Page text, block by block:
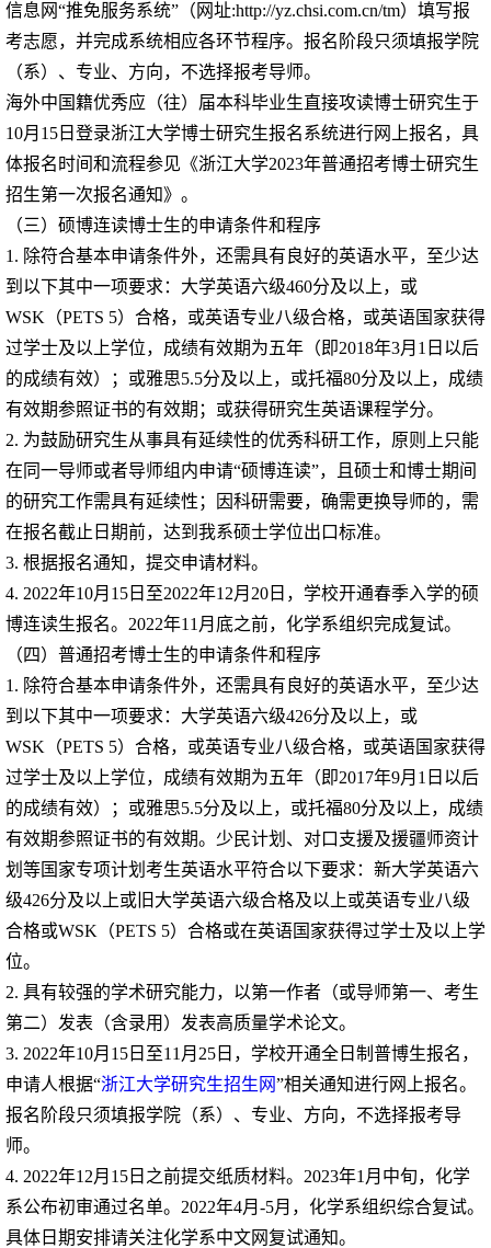
信息网“推免服务系统”（网址:http://yz.chsi.com.cn/tm）填写报
考志愿，并完成系统相应各环节程序。报名阶段只须填报学院
（系）、专业、方向，不选择报考导师。
海外中国籍优秀应（往）届本科毕业生直接攻读博士研究生于
10月 15 日登录浙江大学博士研究生报名系统进行网上报名，具
体报名时间和流程参见《浙江大学2023年普通招考博士研究生
招生第一次报名通知》。
（三）硕博连读博士生的申请条件和程序
1. 除符合基本申请条件外，还需具有良好的英语水平，至少达
到以下其中一项要求：大学英语六级460分及以上，或
WSK （PETS 5）合格，或英语专业八级合格，或英语国家获得
过学士及以上学位，成绩有效期为五年（即2018年3月 1 日以后
的成绩有效）；或雅思5.5分及以上，或托福80分及以上，成绩
有效期参照证书的有效期；或获得研究生英语课程学分。
2. 为鼓励研究生从事具有延续性的优秀科研工作，原则上只能
在同一导师或者导师组内申请“硕博连读”，且硕士和博士期间
的研究工作需具有延续性；因科研需要，确需更换导师的，需
在报名截止日期前，达到我系硕士学位出口标准。
3. 根据报名通知，提交申请材料。
4. 2022年10月 15 日至2022年12月 20 日，学校开通春季入学的硕
博连读生报名。 2022年11 月底之前，化学系组织完成复试。
（四）普通招考博士生的申请条件和程序
1. 除符合基本申请条件外，还需具有良好的英语水平，至少达
到以下其中一项要求：大学英语六级426分及以上，或
WSK （PETS 5）合格，或英语专业八级合格，或英语国家获得
过学士及以上学位，成绩有效期为五年（即2017年9月 1 日以后
的成绩有效）；或雅思5.5分及以上，或托福80分及以上，成绩
有效期参照证书的有效期。少民计划、对口支援及援疆师资计
划等国家专项计划考生英语水平符合以下要求：新大学英语六
级426分及以上或旧大学英语六级合格及以上或英语专业八级
合格或WSK （PETS 5）合格或在英语国家获得过学士及以上学
位。
2. 具有较强的学术研究能力，以第一作者（或导师第一、考生
第二）发表（含录用）发表高质量学术论文。
3. 2022年10月 15 日至11 月 25 日，学校开通全日制普博生报名，
申请人根据“浙江大学研究生招生网”相关通知进行网上报名。
报名阶段只须填报学院（系）、专业、方向，不选择报考导
师。
4. 2022年12月 15 日之前提交纸质材料。 2023年1 月中旬，化学
系公布初审通过名单。 2022年4月 -5月，化学系组织综合复试。
具体日期安排请关注化学系中文网复试通知。